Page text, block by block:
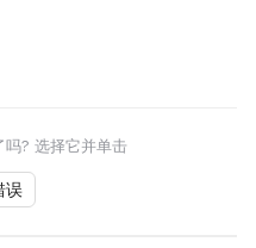
? 选择它并单击
误